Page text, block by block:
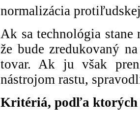
normalizácia
Ak sa technológia
že bude zredukovaný
tovar. Ak ju však
nástrojom rastu,
Kritériá, podľa ktorých